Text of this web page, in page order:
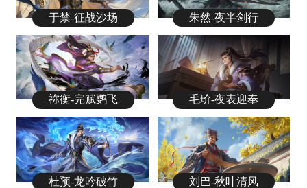
于禁-征战沙场 朱然-夜半剑行
祢衡-完赋鹦飞 毛玠-夜表迎奉
杜预-龙吟破竹 刘巴-秋叶清风